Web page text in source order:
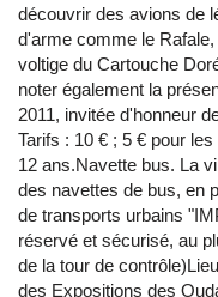
découvrir des avions de
d'arme comme le
voltige du Cartouche
noter également la
2011, invitée d'honneur
Tarifs : 10 € ; 5 € pour
12 ans.Navette bus. La
des navettes de bus, en
de transports urbains
réservé et sécurisé, au
de la tour de
des Expositions des